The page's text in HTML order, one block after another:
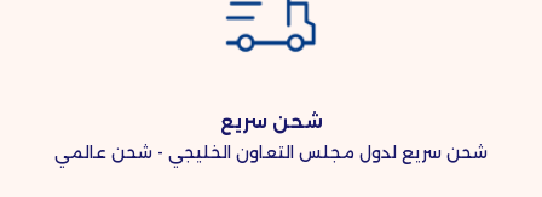
شحن سريع
شحن سريع لدول مجلس التعاون الخليجي - شحن عالمي